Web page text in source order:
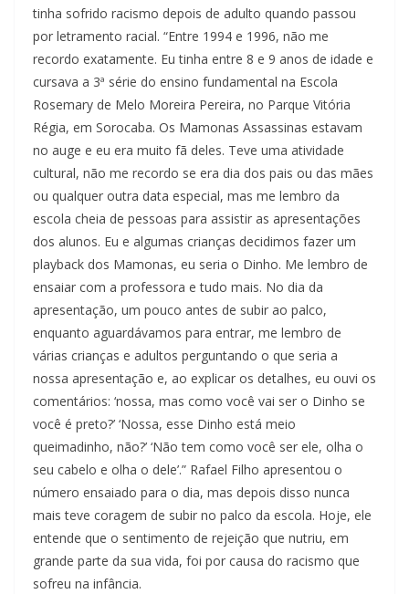
tinha sofrido racismo depois de adulto quando passou
por letramento racial. “Entre 1994 e 1996, não me
recordo exatamente. Eu tinha entre 8 e 9 anos de idade e
cursava a 3ª série do ensino fundamental na Escola
Rosemary de Melo Moreira Pereira, no Parque Vitória
Régia, em Sorocaba. Os Mamonas Assassinas estavam
no auge e eu era muito fã deles. Teve uma atividade
cultural, não me recordo se era dia dos pais ou das mães
ou qualquer outra data especial, mas me lembro da
escola cheia de pessoas para assistir as apresentações
dos alunos. Eu e algumas crianças decidimos fazer um
playback dos Mamonas, eu seria o Dinho. Me lembro de
ensaiar com a professora e tudo mais. No dia da
apresentação, um pouco antes de subir ao palco,
enquanto aguardávamos para entrar, me lembro de
várias crianças e adultos perguntando o que seria a
nossa apresentação e, ao explicar os detalhes, eu ouvi os
comentários: ‘nossa, mas como você vai ser o Dinho se
você é preto?’ ‘Nossa, esse Dinho está meio
queimadinho, não?’ ‘Não tem como você ser ele, olha o
seu cabelo e olha o dele’.” Rafael Filho apresentou o
número ensaiado para o dia, mas depois disso nunca
mais teve coragem de subir no palco da escola. Hoje, ele
entende que o sentimento de rejeição que nutriu, em
grande parte da sua vida, foi por causa do racismo que
sofreu na infância.